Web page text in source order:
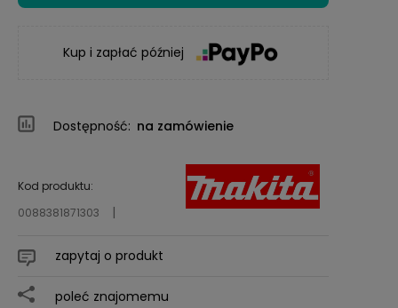
Kup i zapłać później
Dostępność: na zamówienie
Kod produktu:
0088381871303
zapytaj o produkt
poleć znajomemu